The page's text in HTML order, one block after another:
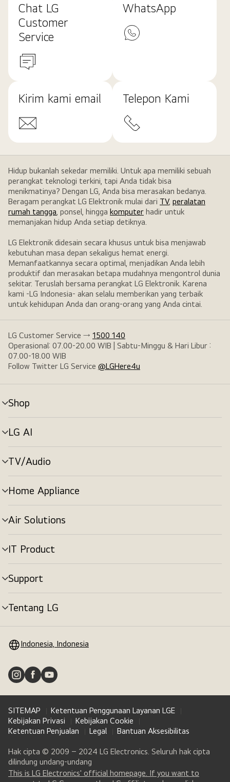
Chat LG
Customer
Service
WhatsApp
Kirim kami email Telepon Kami
Hidup bukanlah sekedar memiliki. Untuk apa memiliki sebuah
perangkat teknologi terkini, tapi Anda tidak bisa
menikmatinya? Dengan LG, Anda bisa merasakan bedanya.
Beragam perangkat LG Elektronik mulai dari TV, peralatan
rumah tangga, ponsel, hingga komputer hadir untuk
memanjakan hidup Anda setiap detiknya.
LG Elektronik didesain secara khusus untuk bisa menjawab
kebutuhan masa depan sekaligus hemat energi.
Memanfaatkannya secara optimal, menjadikan Anda lebih
produktif dan merasakan betapa mudahnya mengontrol dunia
sekitar. Teruslah bersama perangkat LG Elektronik. Karena
kami -LG Indonesia- akan selalu memberikan yang terbaik
untuk kehidupan Anda dan orang-orang yang Anda cintai.
LG Customer Service → 1500 140
Operasional: 07.00-20.00 WIB | Sabtu-Minggu & Hari Libur :
07.00-18.00 WIB
Follow Twitter LG Service @LGHere4u
Shop
tombol
menu
LG AI
tombol
menu
TV/Audio
tombol
menu
Home Appliance
tombol
menu
Air Solutions
tombol
menu
IT Product
tombol
menu
Support
tombol
menu
Tentang LG
tombol
Indonesia, Indonesia
SITEMAP
Ketentuan Penggunaan Layanan LGE
Kebijakan Privasi
Kebijakan Cookie
Ketentuan Penjualan
Legal Bantuan Aksesibilitas
Hak cipta © 2009 – 2024 LG Electronics. Seluruh hak cipta
dilindung undang-undang
This is LG Electronics' official homepage. If you want to